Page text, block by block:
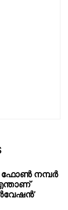
ഫോൺ നമ്പർ